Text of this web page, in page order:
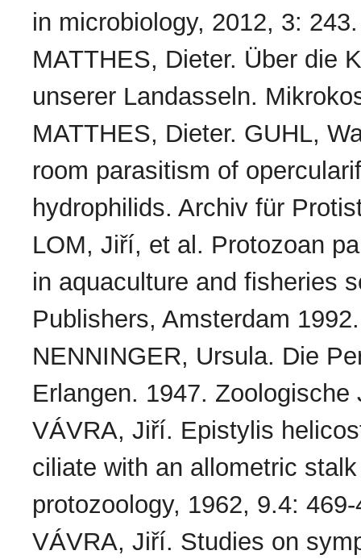
in microbiology, 2012, 3: 243.
MATTHES, Dieter. Über die
unserer Landasseln.
MATTHES, Dieter. GUHL,
room parasitism of
hydrophilids. Archiv für
LOM, Jiří, et al. Protozoan
in aquaculture and fisheries
Publishers, Amsterdam 1992.
NENNINGER, Ursula. Die
Erlangen. 1947.
VÁVRA, Jiří. Epistylis
ciliate with an allometric
protozoology, 1962, 9.4:
VÁVRA, Jiří. Studies on